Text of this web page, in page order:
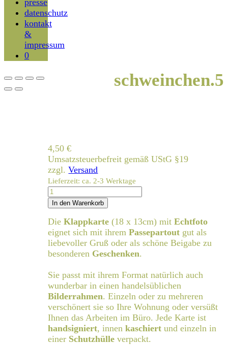
presse
datenschutz
kontakt
&
impressum
0
schweinchen.5
4,50€
Umsatzsteuerbefreit gemäß UStG §19
zzgl.Versand
Lieferzeit: ca. 2-3 Werktage
schweinchen.5
Menge
In den Warenkorb
DieKlappkarte (18 x 13cm) mitEchtfoto
eignet sich mit ihremPassepartout gut als
liebevoller Gruß oder als schöne Beigabe zu
besonderen Geschenken.
Sie passt mit ihrem Format natürlich auch
wunderbar in einen handelsüblichen
Bilderrahmen. Einzeln oder zu mehreren
verschönert sie so Ihre Wohnung oder versüßt
Ihnen das Arbeiten im Büro. Jede Karte ist
handsigniert, innenkaschiert und einzeln in
einer Schutzhülle verpackt.